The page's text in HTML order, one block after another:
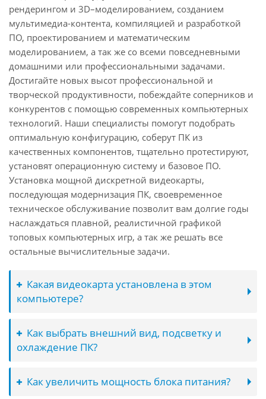
рендерингом и 3D–моделированием, созданием
мультимедиа-контента, компиляцией и разработкой
ПО, проектированием и математическим
моделированием, а так же со всеми повседневными
домашними или профессиональными задачами.
Достигайте новых высот профессиональной и
творческой продуктивности, побеждайте соперников и
конкурентов с помощью современных компьютерных
технологий. Наши специалисты помогут подобрать
оптимальную конфигурацию, соберут ПК из
качественных компонентов, тщательно протестируют,
установят операционную систему и базовое ПО.
Установка мощной дискретной видеокарты,
последующая модернизация ПК, своевременное
техническое обслуживание позволит вам долгие годы
наслаждаться плавной, реалистичной графикой
топовых компьютерных игр, а так же решать все
остальные вычислительные задачи.
Какая видеокарта установлена в этом
компьютере?
Как выбрать внешний вид, подсветку и
охлаждение ПК?
Как увеличить мощность блока питания?